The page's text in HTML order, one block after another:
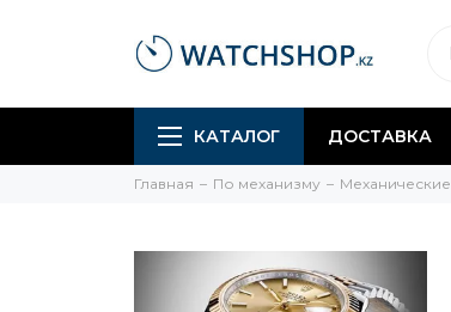
КАТАЛОГ ДОСТАВКА
Главная По механизму Механические